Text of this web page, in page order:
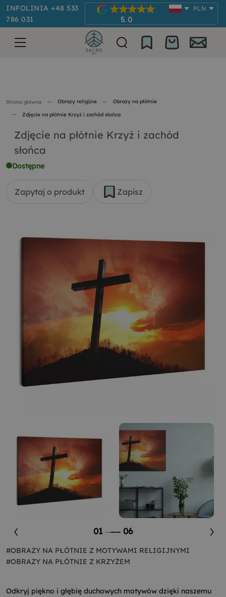
INFOLINIA +48 533
786 031
5.0
PLN
Strona główna Obrazy religijne Obrazy na płótnie
Zdjęcie na płótnie Krzyż i zachód słońca
Zdjęcie na płótnie Krzyż i zachód
słońca
Dostępne
Zapytaj o produkt Zapisz
01 06
#OBRAZY NA PŁÓTNIE Z MOTYWAMI RELIGIJNYMI
#OBRAZY NA PŁÓTNIE Z KRZYŻEM
Odkryj piękno i głębię duchowych motywów dzięki naszemu